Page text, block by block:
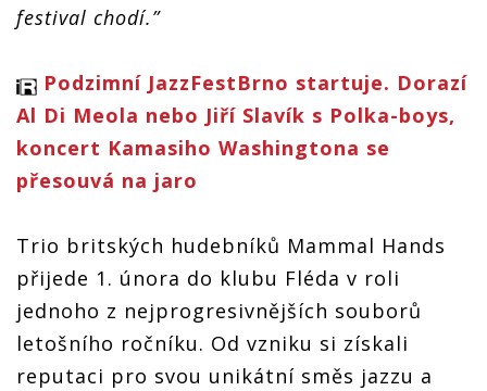
festival chodí.”
Podzimní JazzFestBrno startuje. Dorazí
Al Di Meola nebo Jiří Slavík s Polka-boys,
koncert Kamasiho Washingtona se
přesouvá na jaro
Trio britských hudebníků Mammal Hands
přijede 1. února do klubu Fléda v roli
jednoho z nejprogresivnějších souborů
letošního ročníku. Od vzniku si získali
reputaci pro svou unikátní směs jazzu a